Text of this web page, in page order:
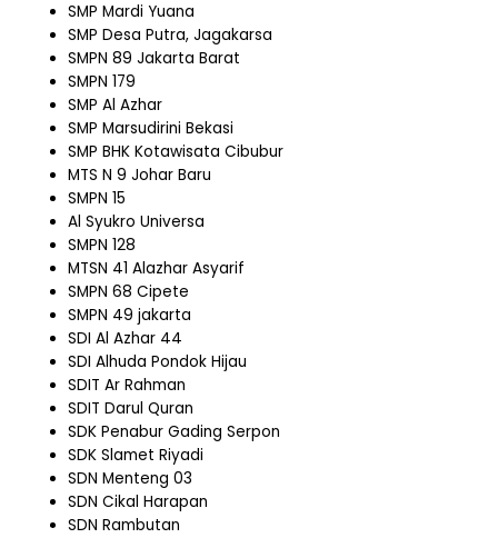
SMP Mardi Yuana
SMP Desa Putra, Jagakarsa
SMPN 89 Jakarta Barat
SMPN 179
SMP Al Azhar
SMP Marsudirini Bekasi
SMP BHK Kotawisata Cibubur
MTS N 9 Johar Baru
SMPN 15
Al Syukro Universa
SMPN 128
MTSN 41 Alazhar Asyarif
SMPN 68 Cipete
SMPN 49 jakarta
SDI Al Azhar 44
SDI Alhuda Pondok Hijau
SDIT Ar Rahman
SDIT Darul Quran
SDK Penabur Gading Serpon
SDK Slamet Riyadi
SDN Menteng 03
SDN Cikal Harapan
SDN Rambutan